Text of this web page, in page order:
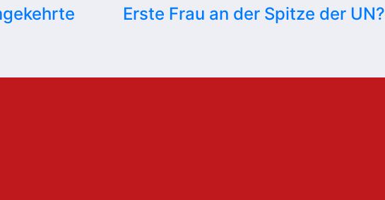
Erste Frau an der Spitze der UN?